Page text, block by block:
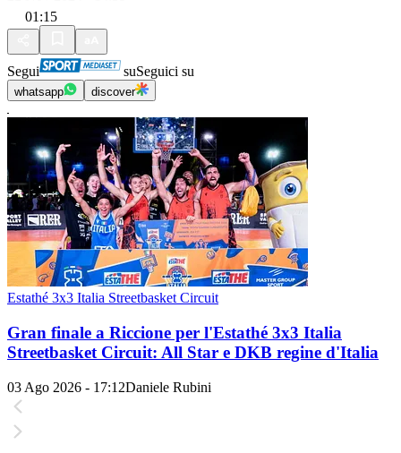
01:15
Segui suSeguici su
whatsapp discover
Estathé 3x3 Italia Streetbasket Circuit
Gran finale a Riccione per l'Estathé 3x3 Italia
Streetbasket Circuit: All Star e DKB regine d'Italia
03 Ago 2026 - 17:12Daniele Rubini